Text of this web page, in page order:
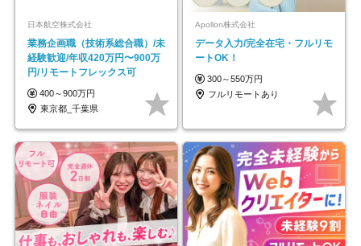
日本航空株式会社
業務企画職（技術系総合職）/未
経験歓迎/年収420万円〜900万
円/リモートフレックス可
400～900万円
東京都_千葉県
Apollon株式会社
データ入力/完全在宅・フルリモ
ートOK！
300～550万円
フルリモートあり